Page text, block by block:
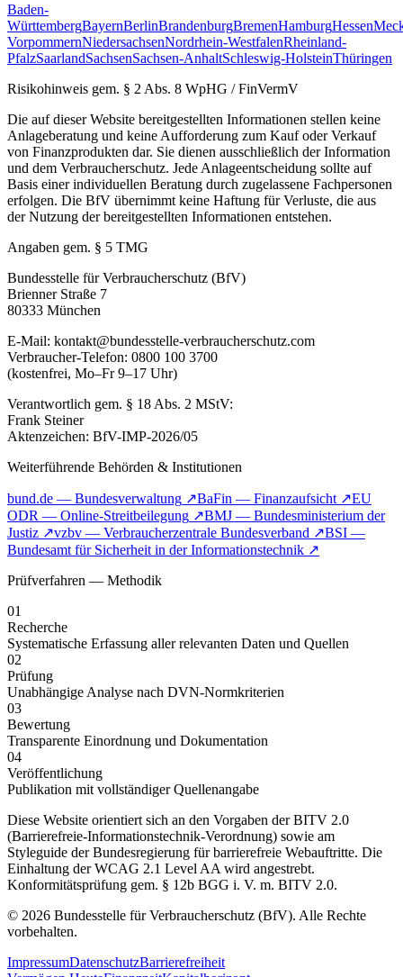
Baden-
WürttembergBayernBerlinBrandenburgBremenHamburgHessen
VorpommernNiedersachsenNordrhein-WestfalenRheinland-
PfalzSaarlandSachsenSachsen-AnhaltSchleswig-HolsteinThüringen
Risikohinweis gem. § 2 Abs. 8 WpHG / FinVermV
Die auf dieser Website bereitgestellten Informationen stellen keine
Anlageberatung und keine Aufforderung zum Kauf oder Verkauf
von Finanzprodukten dar. Sie dienen ausschließlich der Information
und dem Verbraucherschutz. Jede Anlageentscheidung sollte auf
Basis einer individuellen Beratung durch zugelassene Fachpersonen
erfolgen. Die BfV übernimmt keine Haftung für Verluste, die aus
der Nutzung der bereitgestellten Informationen entstehen.
Angaben gem. § 5 TMG
Bundesstelle für Verbraucherschutz (BfV)
Brienner Straße 7
80333 München
E-Mail: kontakt@bundesstelle-verbraucherschutz.com
Verbraucher-Telefon: 0800 100 3700
(kostenfrei, Mo–Fr 9–17 Uhr)
Verantwortlich gem. § 18 Abs. 2 MStV:
Frank Steiner
Aktenzeichen: BfV-IMP-2026/05
Weiterführende Behörden & Institutionen
bund.de — Bundesverwaltung ↗BaFin — Finanzaufsicht ↗EU
ODR — Online-Streitbeilegung ↗BMJ — Bundesministerium der
Justiz ↗vzbv — Verbraucherzentrale Bundesverband ↗BSI —
Bundesamt für Sicherheit in der Informationstechnik ↗
Prüfverfahren — Methodik
01
Recherche
Systematische Erfassung aller relevanten Daten und Quellen
02
Prüfung
Unabhängige Analyse nach DVN-Normkriterien
03
Bewertung
Transparente Einordnung und Dokumentation
04
Veröffentlichung
Publikation mit vollständiger Quellenangabe
Diese Website orientiert sich an den Vorgaben der BITV 2.0
(Barrierefreie-Informationstechnik-Verordnung) sowie am
Styleguide der Bundesregierung für barrierefreie Webauftritte. Die
Einhaltung der WCAG 2.1 Level AA wird angestrebt.
Konformitätsprüfung gem. § 12b BGG i. V. m. BITV 2.0.
© 2026 Bundesstelle für Verbraucherschutz (BfV). Alle Rechte
vorbehalten.
ImpressumDatenschutzBarrierefreiheit